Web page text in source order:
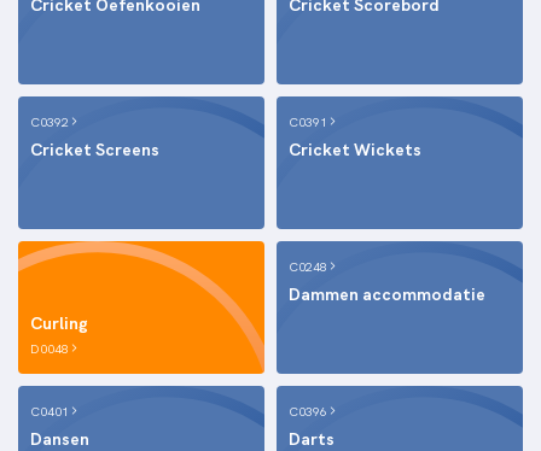
C0392
Cricket Screens
C0391
Cricket Wickets
D0048
Curling
C0248
Dammen accommodatie
C0401
Dansen
C0396
Darts